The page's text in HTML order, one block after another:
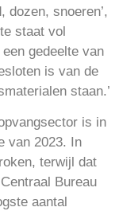
dozen, snoeren’,
staat vol
gedeelte van
is van de
staan.’
is in
van 2023. In
terwijl dat
Bureau
aantal